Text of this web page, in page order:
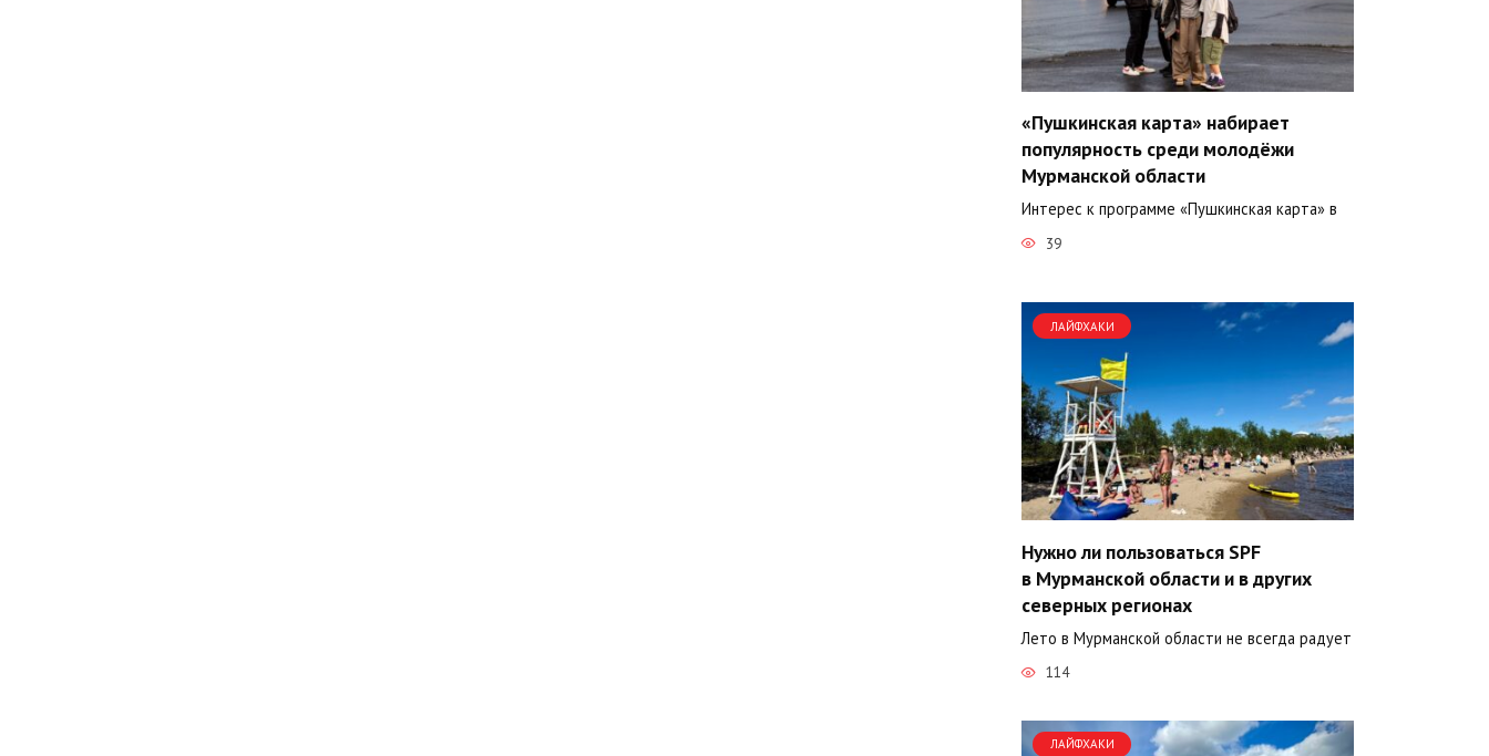
«Пушкинская карта» набирает
популярность среди молодёжи
Мурманской области
Интерес к программе «Пушкинская карта» в
39
ЛАЙФХАКИ
Нужно ли пользоваться SPF
в Мурманской области и в других
северных регионах
Лето в Мурманской области не всегда радует
114
ЛАЙФХАКИ